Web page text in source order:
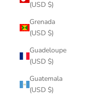
(USD $)
Grenada
(USD $)
Guadeloupe
(USD $)
Guatemala
(USD $)